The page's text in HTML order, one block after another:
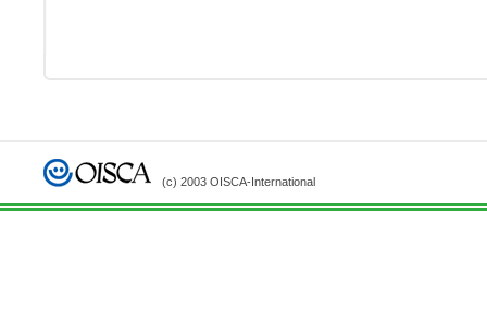
(c) 2003 OISCA-International